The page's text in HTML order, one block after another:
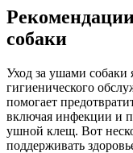
собаки
Уход за ушами собаки
гигиенического
помогает
включая инфекции и
ушной клещ. Вот
поддерживать